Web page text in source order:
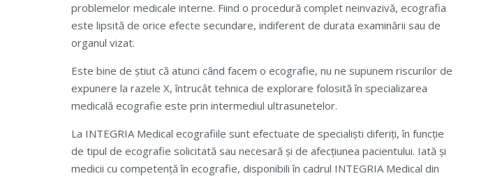
problemelor medicale interne. Fiind o procedură complet neinvazivă, ecografia
este lipsită de orice efecte secundare, indiferent de durata examinării sau de
organul vizat.
Este bine de știut că atunci când facem o ecografie, nu ne supunem riscurilor de
expunere la razele X, întrucât tehnica de explorare folosită în specializarea
medicală ecografie este prin intermediul ultrasunetelor.
La INTEGRIA Medical ecografiile sunt efectuate de specialiști diferiți, în funcție
de tipul de ecografie solicitată sau necesară și de afecțiunea pacientului. Iată și
medicii cu competență în ecografie, disponibili în cadrul INTEGRIA Medical din